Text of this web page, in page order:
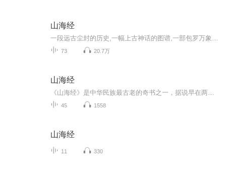
山海经
73 20.7万
山海经
45 1558
山海经
11 330